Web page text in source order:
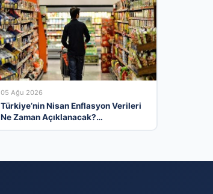
05 Ağu 2026
Türkiye’nin Nisan Enflasyon Verileri
Ne Zaman Açıklanacak?